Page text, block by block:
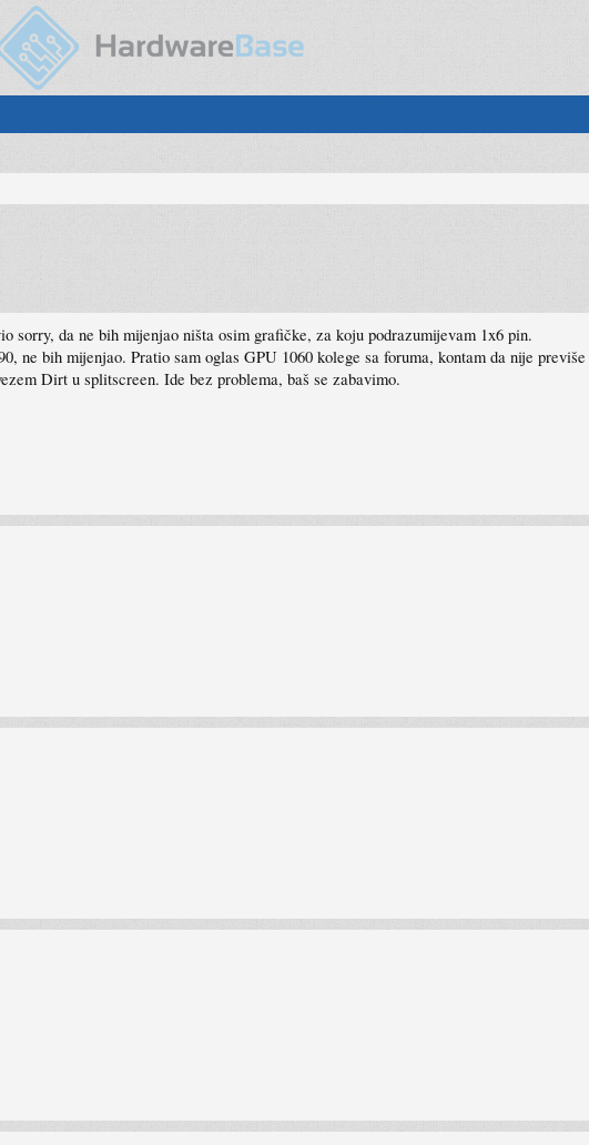
da ne bih mijenjao ništa osim grafičke, za koju podrazumijevam 1x6 pin.
ne bih mijenjao. Pratio sam oglas GPU 1060 kolege sa foruma, kontam da nije
Dirt u splitscreen. Ide bez problema, baš se zabavimo.